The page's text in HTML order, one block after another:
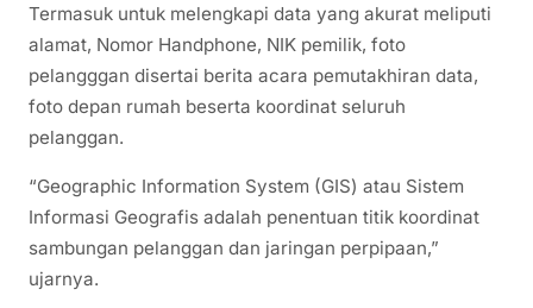
Termasuk untuk melengkapi data yang akurat meliputi
alamat, Nomor Handphone, NIK pemilik, foto
pelangggan disertai berita acara pemutakhiran data,
foto depan rumah beserta koordinat seluruh
pelanggan.
“Geographic Information System (GIS) atau Sistem
Informasi Geografis adalah penentuan titik koordinat
sambungan pelanggan dan jaringan perpipaan,”
ujarnya.